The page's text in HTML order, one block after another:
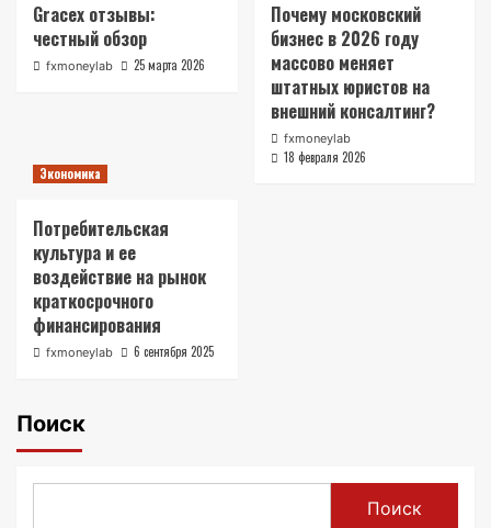
Gracex отзывы:
честный обзор
fxmoneylab 25 марта 2026
Почему московский
бизнес в 2026 году
массово меняет
штатных юристов на
внешний консалтинг?
fxmoneylab
18 февраля 2026
Экономика
Потребительская
культура и ее
воздействие на рынок
краткосрочного
финансирования
fxmoneylab 6 сентября 2025
Поиск
Поиск